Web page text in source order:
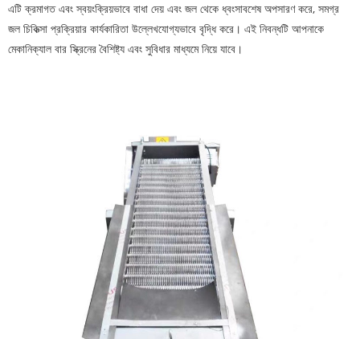
এটি ক্রমাগত এবং স্বয়ংক্রিয়ভাবে বাধা দেয় এবং জল থেকে ধ্বংসাবশেষ অপসারণ করে, সমগ্র
জল চিকিত্সা প্রক্রিয়ার কার্যকারিতা উল্লেখযোগ্যভাবে বৃদ্ধি করে। এই নিবন্ধটি আপনাকে
মেকানিক্যাল বার স্ক্রিনের বৈশিষ্ট্য এবং সুবিধার মাধ্যমে নিয়ে যাবে।